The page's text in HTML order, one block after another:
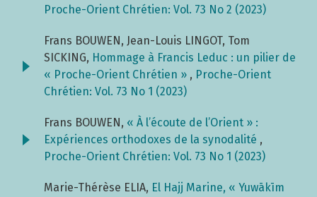
Proche-Orient Chrétien: Vol. 73 No 2 (2023)
Frans BOUWEN, Jean-Louis LINGOT, Tom
SICKING, Hommage à Francis Leduc : un pilier de
« Proche-Orient Chrétien » , Proche-Orient
Chrétien: Vol. 73 No 1 (2023)
Frans BOUWEN, « À l’écoute de l’Orient » :
Expériences orthodoxes de la synodalité ,
Proche-Orient Chrétien: Vol. 73 No 1 (2023)
Marie-Thérèse ELIA, El Hajj Marine, « Yuwākīm